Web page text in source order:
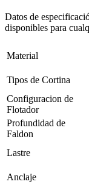
Datos de
disponibles para
Material
Tipos de Cortina
Configuracion de
Flotador
Profundidad de
Faldon
Lastre
Anclaje